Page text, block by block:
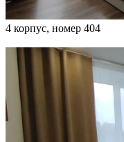
4 корпус, номер 404